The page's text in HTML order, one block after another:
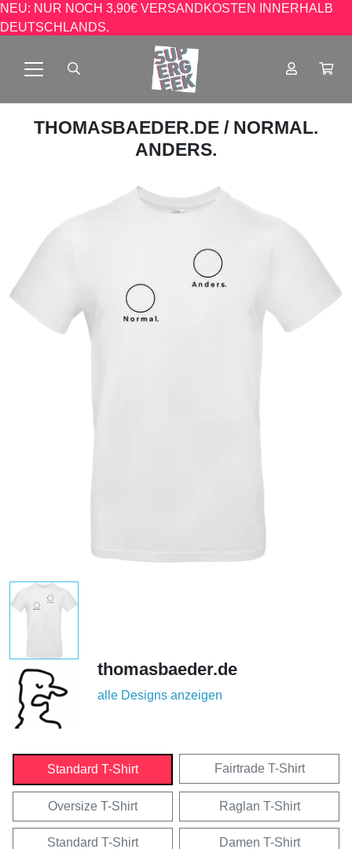
NEU: NUR NOCH 3,90€ VERSANDKOSTEN INNERHALB
DEUTSCHLANDS.
THOMASBAEDER.DE / NORMAL.
ANDERS.
thomasbaeder.de
alle Designs anzeigen
Standard T-Shirt Fairtrade T-Shirt
Oversize T-Shirt Raglan T-Shirt
Standard T-Shirt
Damen T-Shirt